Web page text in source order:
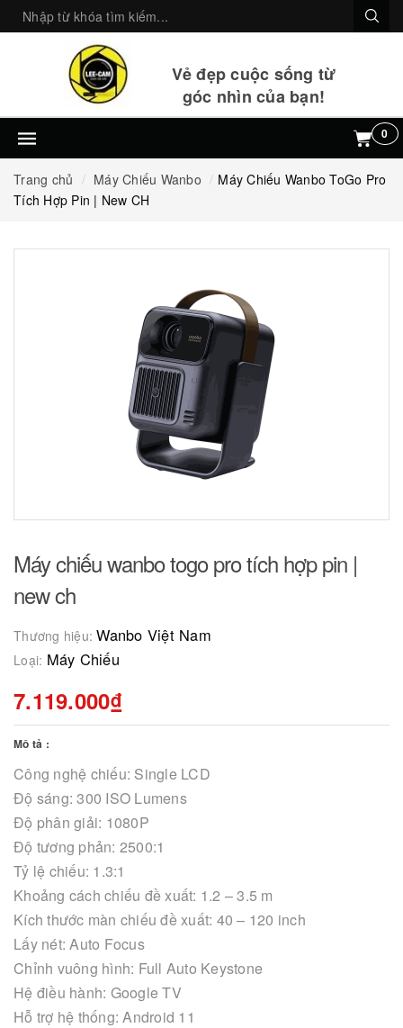
Vẻ đẹp cuộc sống từ
góc nhìn của bạn!
0
Trang chủ Máy Chiếu Wanbo
Máy Chiếu Wanbo ToGo Pro
Tích Hợp Pin | New CH
Máy chiếu wanbo togo pro tích hợp pin |
new ch
Thương hiệu:Wanbo Việt Nam
Loại: Máy Chiếu
7.119.000₫
Mô tả :
Công nghệ chiếu: Single LCD
Độ sáng: 300 ISO Lumens
Độ phân giải: 1080P
Độ tương phản: 2500:1
Tỷ lệ chiếu: 1.3:1
Khoảng cách chiếu đề xuất: 1.2 – 3.5 m
Kích thước màn chiếu đề xuất: 40 – 120 inch
Lấy nét: Auto Focus
Chỉnh vuông hình: Full Auto Keystone
Hệ điều hành: Google TV
Hỗ trợ hệ thống: Android 11